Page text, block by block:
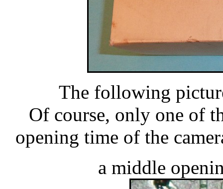
The following
Of course, only one of
opening time of the
a middle